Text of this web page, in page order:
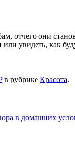
отчего они
увидеть, как
в рубрике Красота.
в домашних